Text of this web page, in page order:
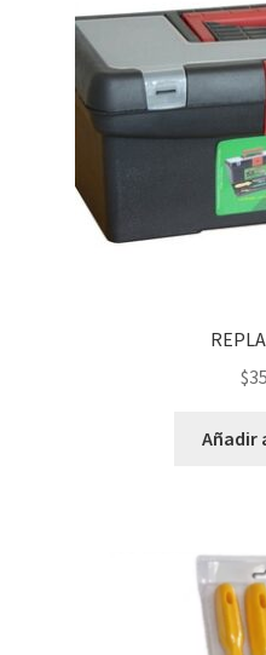
$
Añadir